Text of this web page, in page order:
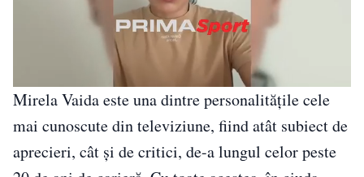
Mirela Vaida este una dintre personalitățile cele
mai cunoscute din televiziune, fiind atât subiect de
aprecieri, cât și de critici, de-a lungul celor peste